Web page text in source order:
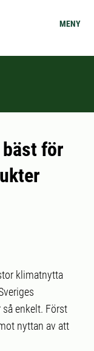
MENY
för
klimatnytta
enkelt. Först
nyttan av att